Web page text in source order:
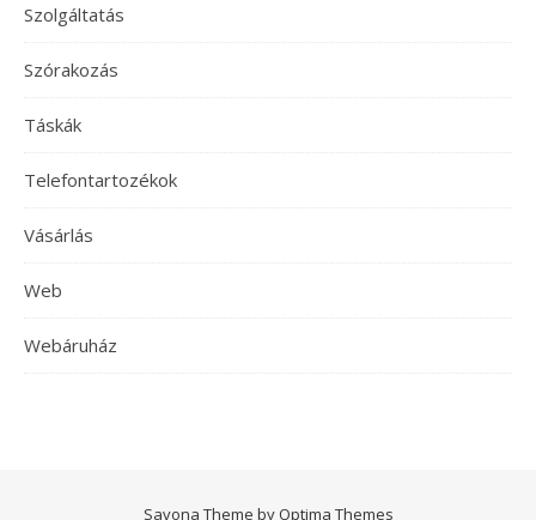
Szolgáltatás
Szórakozás
Táskák
Telefontartozékok
Vásárlás
Web
Webáruház
Savona Theme by Optima Themes